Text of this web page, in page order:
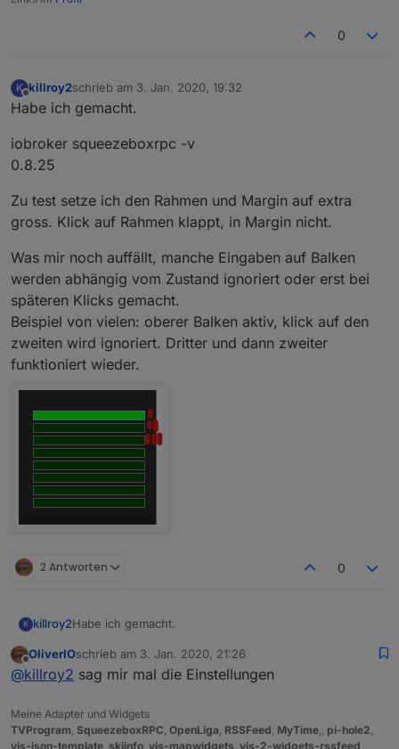
0
K
Offline
killroy2schrieb am 3. Jan. 2020, 19:32
zuletzt editiert von
Habe ich gemacht.
iobroker squeezeboxrpc -v
0.8.25
Zu test setze ich den Rahmen und Margin auf extra
gross. Klick auf Rahmen klappt, in Margin nicht.
Was mir noch auffällt, manche Eingaben auf Balken
werden abhängig vom Zustand ignoriert oder erst bei
späteren Klicks gemacht.
Beispiel von vielen: oberer Balken aktiv, klick auf den
zweiten wird ignoriert. Dritter und dann zweiter
funktioniert wieder.
2 Antworten 0
K killroy2Habe ich gemacht.
iobroker squeezeboxrpc -v
0.8.25
gross. Klick auf Rahmen klappt, in Margin nicht.
Was mir noch auffällt, manche Eingaben auf Balken
werden abhängig vom Zustand ignoriert oder erst bei
Offline
OliverIOschrieb am 3. Jan. 2020, 21:26
zuletzt editiert von
@killroy2 sag mir mal die Einstellungen
Meine Adapter und Widgets
TVProgram SqueezeboxRPC OpenLiga RSSFeed MyTime pi-hole2
vis-json-template skiinfo vis-mapwidgets vis-2-widgets-rssfeed